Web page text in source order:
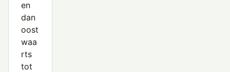
en
dan
oost
waa
rts
tot